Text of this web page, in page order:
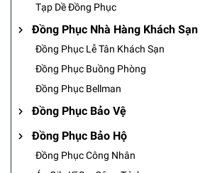
Tạp Dề Đồng Phục
Đồng Phục Nhà Hàng Khách Sạn
Đồng Phục Lễ Tân Khách Sạn
Đồng Phục Buồng Phòng
Đồng Phục Bellman
Đồng Phục Bảo Vệ
Đồng Phục Bảo Hộ
Đồng Phục Công Nhân